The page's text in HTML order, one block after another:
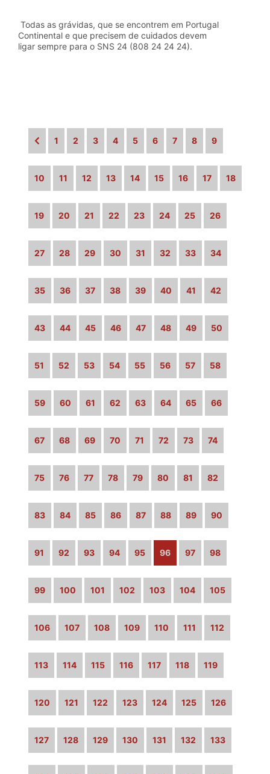
Todas as grávidas, que se encontrem em Portugal
Continental e que precisem de cuidados devem
ligar sempre para o SNS 24 (808 24 24 24).
1 2 3 4 5 6 7 8 9
10 11 12 13 14 15 16 17 18
19 20 21 22 23 24 25 26
27 28 29 30 31 32 33 34
35 36 37 38 39 40 41 42
43 44 45 46 47 48 49 50
51 52 53 54 55 56 57 58
59 60 61 62 63 64 65 66
67 68 69 70 71 72 73 74
75 76 77 78 79 80 81 82
83 84 85 86 87 88 89 90
91 92 93 94 95 96 97 98
99 100 101 102 103 104 105
106 107 108 109 110 111 112
113 114 115 116 117 118 119
120 121 122 123 124 125 126
127 128 129 130 131 132 133